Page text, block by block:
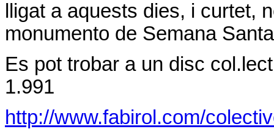
lligat a aquests dies, i curtet,
monumento de Semana
Es pot trobar a un disc
1.991
http://www.fabirol.com/